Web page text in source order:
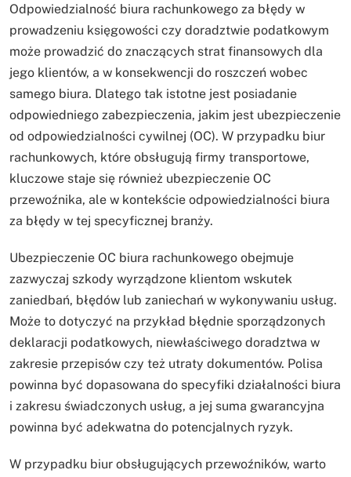
Odpowiedzialność biura rachunkowego za błędy w
prowadzeniu księgowości czy doradztwie podatkowym
może prowadzić do znaczących strat finansowych dla
jego klientów, a w konsekwencji do roszczeń wobec
samego biura. Dlatego tak istotne jest posiadanie
odpowiedniego zabezpieczenia, jakim jest ubezpieczenie
od odpowiedzialności cywilnej (OC). W przypadku biur
rachunkowych, które obsługują firmy transportowe,
kluczowe staje się również ubezpieczenie OC
przewoźnika, ale w kontekście odpowiedzialności biura
za błędy w tej specyficznej branży.
Ubezpieczenie OC biura rachunkowego obejmuje
zazwyczaj szkody wyrządzone klientom wskutek
zaniedbań, błędów lub zaniechań w wykonywaniu usług.
Może to dotyczyć na przykład błędnie sporządzonych
deklaracji podatkowych, niewłaściwego doradztwa w
zakresie przepisów czy też utraty dokumentów. Polisa
powinna być dopasowana do specyfiki działalności biura
i zakresu świadczonych usług, a jej suma gwarancyjna
powinna być adekwatna do potencjalnych ryzyk.
W przypadku biur obsługujących przewoźników, warto